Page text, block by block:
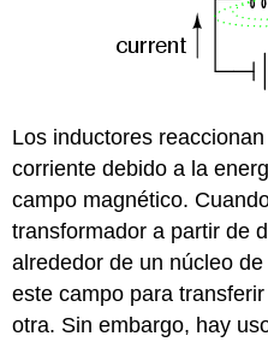
Los inductores
corriente debido a la
campo magnético.
transformador a partir de
alrededor de un núcleo
este campo para
otra. Sin embargo, hay